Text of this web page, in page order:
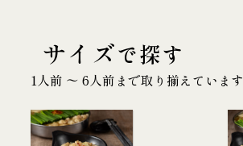
サイズで探す
1人前 〜 6人前まで取り揃えています